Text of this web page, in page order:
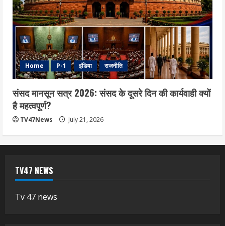
Home P-1 इंडिया राजनीति
संसद मानसून सत्र 2026: संसद के दूसरे दिन की कार्यवाही क्यों
है महत्वपूर्ण?
TV47News July 21, 2026
TV47 NEWS
Tv 47 news